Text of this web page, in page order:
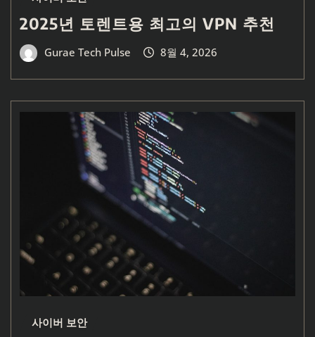
2025년 토렌트용 최고의 VPN 추천
Gurae Tech Pulse 8월 4, 2026
사이버 보안